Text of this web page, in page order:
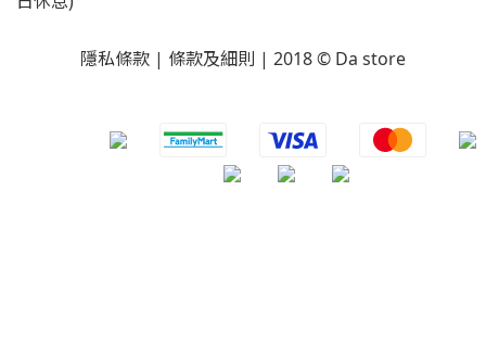
隱私條款 | 條款及細則 | 2018 © Da store